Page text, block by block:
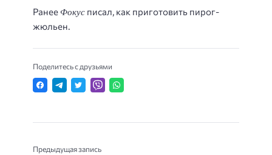
Ранее Фокус писал, как приготовить пирог-
жюльен.
Поделитесь с друзьями
Предыдущая запись